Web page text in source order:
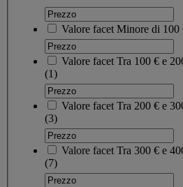
Valore facet Minore di 100
Valore facet Tra 100 € e
(1)
Valore facet Tra 200 € e
(3)
Valore facet Tra 300 € e
(7)